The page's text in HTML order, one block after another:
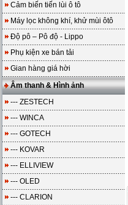
Cảm biến tiến lùi ô tô
Máy lọc không khí, khử mùi ôtô
Độ pô – Pô độ - Lippo
Phụ kiện xe bán tải
Gian hàng giá hời
Âm thanh & Hình ảnh
--- ZESTECH
--- WINCA
--- GOTECH
--- KOVAR
--- ELLIVIEW
--- OLED
--- CLARION